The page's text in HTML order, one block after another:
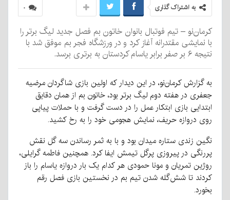
۰ به اشتراک گذاری
کرمان‌نو – تیم فوتبال بانوان خاتون بم فصل جدید لیگ برتر را
با نمایشی مقتدرانه آغاز کرد و در ورزشگاه فجر بم موفق شد با
نتیجه ۶ بر صفر برابر یاسام کردستان به برتری برسد.
به گزارش کرمان‌نو، در این دیدار که اولین بازی شاگردان مرضیه
جعفری در هفته دوم لیگ برتر بود، خاتون بم از همان دقایق
ابتدایی بازی ابتکار عمل را در دست گرفت و با حملات پیاپی
روی دروازه حریف، نمایش هجومی خود را به رخ کشید.
نگین زندی ستاره میدان بود و با به ثمر رساندن سه گل نقش
پررنگی در پیروزی پرگل تیمش ایفا کرد. همچنین فاطمه گرایلی،
روژین تمریان و مونا حمودی هر کدام یک بار دروازه یاسام را باز
کردند تا شش‌گله شدن تیم بم در نخستین بازی فصل رقم
بخورد.